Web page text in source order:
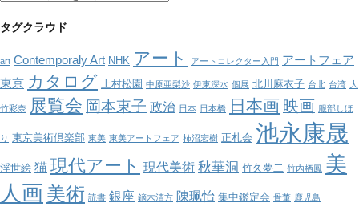
ゴ
ー
タグクラウド
art Contemporaly Art NHK アート アートコレクター入門 アートフェア
東京 カタログ 上村松園 中原亜梨沙 伊東深水 個展 北川麻衣子 台北 台湾 大
竹彩奈 展覧会 岡本東子 政治 日本 日本橋 日本画 映画 服部しほ
り 東京美術倶楽部 東美 東美アートフェア 柿沼宏樹 正札会 池永康晟
浮世絵 猫 現代アート 現代美術 秋華洞 竹久夢二 竹内栖鳳 美
人画 美術 読書 銀座 鏑木清方 陳珮怡 集中鑑定会 骨董 鹿児島